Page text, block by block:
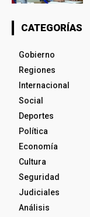
CATEGORÍAS
Gobierno
Regiones
Internacional
Social
Deportes
Política
Economía
Cultura
Seguridad
Judiciales
Análisis